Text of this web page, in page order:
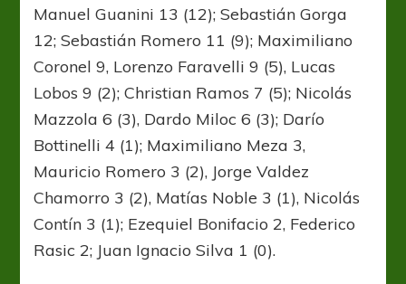
Manuel Guanini 13 (12); Sebastián Gorga
12; Sebastián Romero 11 (9); Maximiliano
Coronel 9, Lorenzo Faravelli 9 (5), Lucas
Lobos 9 (2); Christian Ramos 7 (5); Nicolás
Mazzola 6 (3), Dardo Miloc 6 (3); Darío
Bottinelli 4 (1); Maximiliano Meza 3,
Mauricio Romero 3 (2), Jorge Valdez
Chamorro 3 (2), Matías Noble 3 (1), Nicolás
Contín 3 (1); Ezequiel Bonifacio 2, Federico
Rasic 2; Juan Ignacio Silva 1 (0).